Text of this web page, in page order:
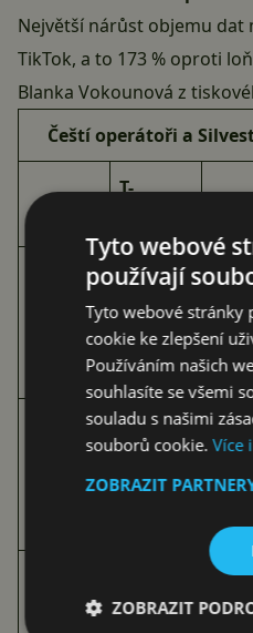
Největší nárůst objemu dat
TikTok, a to 173 % oproti
Blanka Vokounová z
Čeští operátoři a
T-
20 149
868
(pokles
o 7 %)
14
301
o 11
5 836
797
(pokles
6
683
o 20
(pokles
176
Tyto webové
používají
Tyto webové stránky
cookie ke zlepšení
Používáním našich
souhlasíte se všemi
souladu s našimi
souborů cookie.Více
ZOBRAZIT
ZOBRAZIT